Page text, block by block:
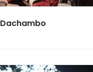
Dachambo